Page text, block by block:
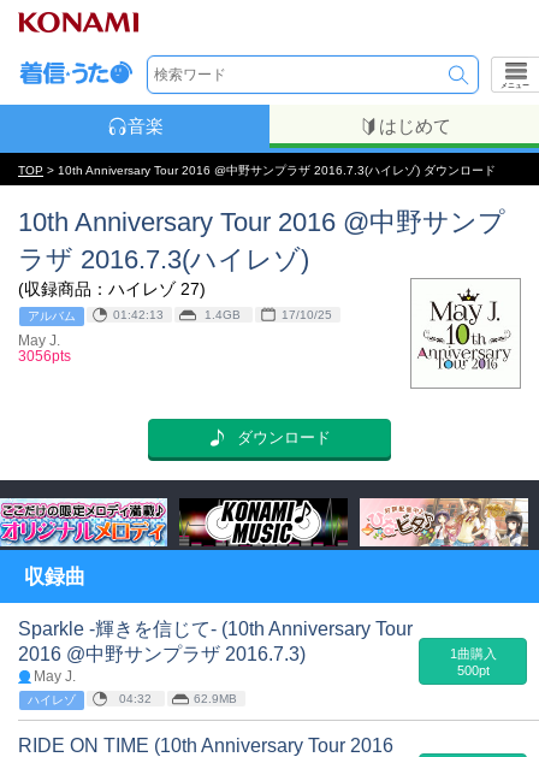
メニュー
音楽 はじめて
TOP > 10th Anniversary Tour 2016 @中野サンプラザ 2016.7.3(ハイレゾ) ダウンロード
10th Anniversary Tour 2016 @中野サンプ
ラザ 2016.7.3(ハイレゾ)
(収録商品：ハイレゾ 27)
アルバム 01:42:13 1.4GB 17/10/25
May J.
3056pts
ダウンロード
収録曲
Sparkle -輝きを信じて- (10th Anniversary Tour
2016 @中野サンプラザ 2016.7.3)
May J.
ハイレゾ 04:32 62.9MB
1曲購入
500pt
RIDE ON TIME (10th Anniversary Tour 2016